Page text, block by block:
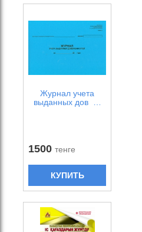
Журнал учета
выданных дов …
1500тенге
КУПИТЬ